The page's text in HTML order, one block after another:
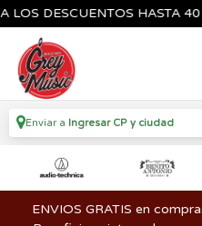
DESCUENTOS HASTA 40 %
Enviar a Ingresar CP y ciudad
ENVIOS GRATIS en